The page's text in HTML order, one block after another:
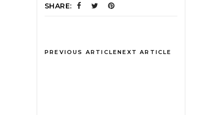
SHARE:
PREVIOUS ARTICLENEXT ARTICLE